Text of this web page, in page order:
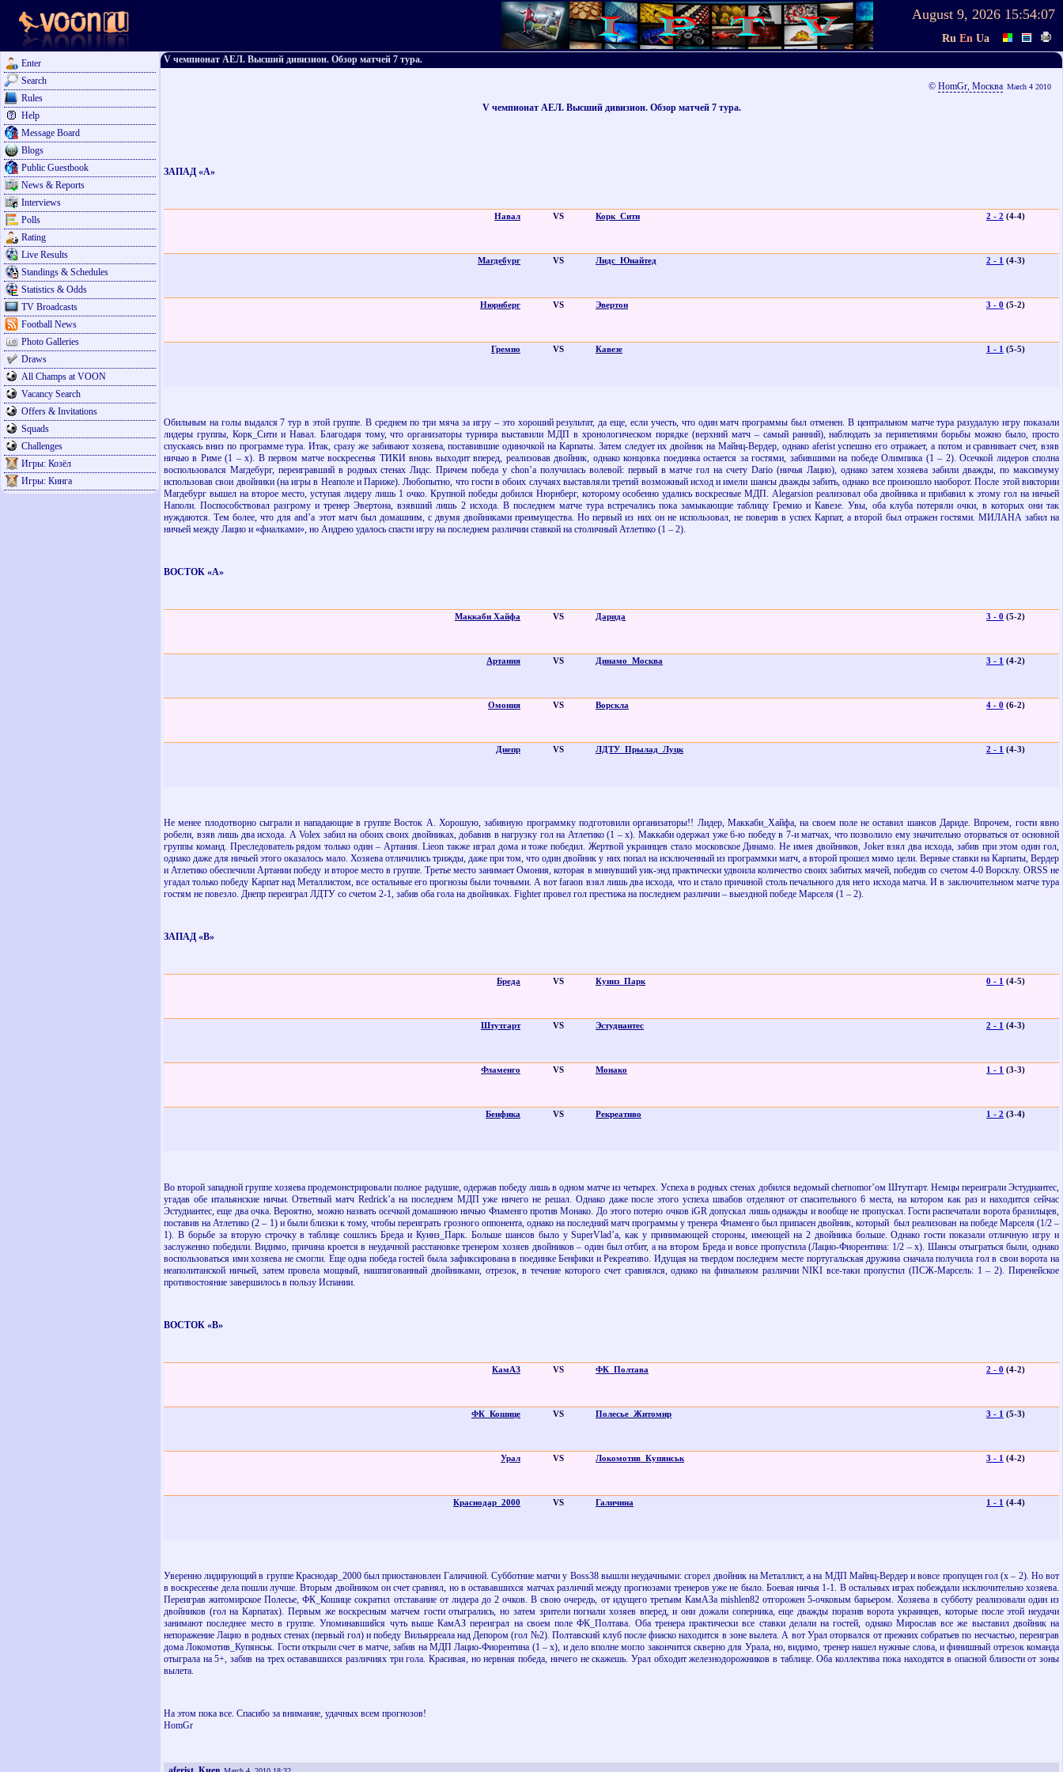
August 9, 2026 15:54:07
Ru En Ua
Enter
Search
Rules
Help
Message Board
Blogs
Public Guestbook
News & Reports
Interviews
Polls
Rating
Live Results
Standings & Schedules
Statistics & Odds
TV Broadcasts
Football News
Photo Galleries
Draws
All Champs at VOON
Vacancy Search
Offers & Invitations
Squads
Challenges
Игры: Козёл
Игры: Кинга
V чемпионат АЕЛ. Высший дивизион. Обзор матчей 7 тура.
© HomGr, Москва March 4 2010
Vчемпионат АЕЛ. Высший дивизион. Обзор матчей 7 тура.
ЗАПАД «А»
Навал VS Корк_Сити 2 - 2 (4-4)
Магдебург VS Лидс_Юнайтед 2 - 1 (4-3)
Нюрнберг VS Эвертон 3 - 0 (5-2)
Гремио VS Кавезе 1 - 1 (5-5)
Обильным на голы выдался 7 тур в этой группе. В среднем по три мяча за игру – это хороший результат, да еще, если учесть, что один матч программы был отменен. В центральном матче тура разудалую игру показали
лидеры группы, Корк_Сити и Навал. Благодаря тому, что организаторы турнира выставили МДП в хронологическом порядке (верхний матч – самый ранний), наблюдать за перипетиями борьбы можно было, просто
спускаясь вниз по программе тура. Итак, сразу же забивают хозяева, поставившие одиночкой на Карпаты. Затем следует их двойник на Майнц-Вердер, однако aferist успешно его отражает, а потом и сравнивает счет, взяв
ничью в Риме (1 – х). В первом матче воскресенья ТИКИ вновь выходит вперед, реализовав двойник, однако концовка поединка остается за гостями, забившими на победе Олимпика (1 – 2). Осечкой лидеров сполна
воспользовался Магдебург, переигравший в родных стенах Лидс. Причем победа у chon’a получилась волевой: первый в матче гол на счету Dario (ничья Лацио), однако затем хозяева забили дважды, по максимуму
использовав свои двойники (на игры в Неаполе и Париже). Любопытно, что гости в обоих случаях выставляли третий возможный исход и имели шансы дважды забить, однако все произошло наоборот. После этой виктории
Магдебург вышел на второе место, уступая лидеру лишь 1 очко. Крупной победы добился Нюрнберг, которому особенно удались воскресные МДП.Alegarsion реализовал оба двойника и прибавил к этому гол на ничьей
Наполи. Поспособствовал разгрому и тренер Эвертона, взявший лишь 2 исхода. В последнем матче тура встречались пока замыкающие таблицу Гремио и Кавезе. Увы, оба клуба потеряли очки, в которых они так
нуждаются. Тем более, что дляand’a этот матч был домашним, с двумя двойниками преимущества. Но первый из них он не использовал, не поверив в успех Карпат, а второй был отражен гостями. МИЛАНА забил на
ничьей между Лацио и «фиалками», но Андрею удалось спасти игру на последнем различии ставкой на столичный Атлетико (1 – 2).
ВОСТОК «А»
Маккаби Хайфа VS Дарида 3 - 0 (5-2)
Артания VS Динамо_Москва 3 - 1 (4-2)
Омония VS Ворскла 4 - 0 (6-2)
Днепр VS ЛДТУ_Прылад_Луцк 2 - 1 (4-3)
Не менее плодотворно сыграли и нападающие в группе Восток А. Хорошую, забивную программку подготовили организаторы!! Лидер, Маккаби_Хайфа, на своем поле не оставил шансов Дариде. Впрочем, гости явно
робели, взяв лишь два исхода. АVolex забил на обоих своих двойниках, добавив в нагрузку гол на Атлетико (1 – х). Маккаби одержал уже 6-ю победу в 7-и матчах, что позволило ему значительно оторваться от основной
группы команд. Преследователь рядом только один – Артания.Lieon также играл дома и тоже победил. Жертвой украинцев стало московское Динамо. Не имея двойников, Joker взял два исхода, забив при этом один гол,
однако даже для ничьей этого оказалось мало. Хозяева отличились трижды, даже при том, что один двойник у них попал на исключенный из программки матч, а второй прошел мимо цели. Верные ставки на Карпаты, Вердер
и Атлетико обеспечили Артании победу и второе место в группе. Третье место занимает Омония, которая в минувший уик-энд практически удвоила количество своих забитых мячей, победив со счетом 4-0 Ворсклу. ORSS не
угадал только победу Карпат над Металлистом, все остальные его прогнозы были точными. А вотfaraon взял лишь два исхода, что и стало причиной столь печального для него исхода матча. И в заключительном матче тура
гостям не повезло. Днепр переиграл ЛДТУ со счетом 2-1, забив оба гола на двойниках. Fighter провел гол престижа на последнем различии – выездной победе Марселя (1 – 2).
ЗАПАД «В»
Бреда VS Куинз_Парк 0 - 1 (4-5)
Штутгарт VS Эстудиантес 2 - 1 (4-3)
Фламенго VS Монако 1 - 1 (3-3)
Бенфика VS Рекреативо 1 - 2 (3-4)
Во второй западной группе хозяева продемонстрировали полное радушие, одержав победу лишь в одном матче из четырех. Успеха в родных стенах добился ведомый chernomor’oм Штутгарт. Немцы переиграли Эстудиантес,
угадав обе итальянские ничьи. Ответный матчRedrick’a на последнем МДП уже ничего не решал. Однако даже после этого успеха швабов отделяют от спасительного 6 места, на котором как раз и находится сейчас
Эстудиантес, еще два очка. Вероятно, можно назвать осечкой домашнюю ничью Фламенго против Монако. До этого потерю очковiGR допускал лишь однажды и вообще не пропускал. Гости распечатали ворота бразильцев,
поставив на Атлетико (2 – 1) и были близки к тому, чтобы переиграть грозного оппонента, однако на последний матч программы у тренера Фламенго был припасен двойник, который был реализован на победе Марселя (1/2 –
1). В борьбе за вторую строчку в таблице сошлись Бреда и Куинз_Парк. Больше шансов было уSuperVlad’a, как у принимающей стороны, имеющей на 2 двойника больше. Однако гости показали отличную игру и
заслуженно победили. Видимо, причина кроется в неудачной расстановке тренером хозяев двойников – один был отбит, а на втором Бреда и вовсе пропустила (Лацио-Фиорентина: 1/2 – х). Шансы отыграться были, однако
воспользоваться ими хозяева не смогли. Еще одна победа гостей была зафиксирована в поединке Бенфики и Рекреативо. Идущая на твердом последнем месте португальская дружина сначала получила гол в свои ворота на
неаполитанской ничьей, затем провела мощный, нашпигованный двойниками, отрезок, в течение которого счет сравнялся, однако на финальном различииNIKI все-таки пропустил (ПСЖ-Марсель: 1 – 2). Пиренейское
противостояние завершилось в пользу Испании.
ВОСТОК «В»
КамАЗ VS ФК_Полтава 2 - 0 (4-2)
ФК_Кошице VS Полесье_Житомир 3 - 1 (5-3)
Урал VS Локомотив_Купянськ 3 - 1 (4-2)
Краснодар_2000 VS Галичина 1 - 1 (4-4)
Уверенно лидирующий в группе Краснодар_2000 был приостановлен Галичиной. Субботние матчи у Boss38 вышли неудачными: сгорел двойник на Металлист, а на МДП Майнц-Вердер и вовсе пропущен гол (х – 2). Но вот
в воскресенье дела пошли лучше. Вторым двойником он счет сравнял, но в остававшихся матчах различий между прогнозами тренеров уже не было. Боевая ничья 1-1. В остальных играх побеждали исключительно хозяева.
Переиграв житомирское Полесье, ФК_Кошице сократил отставание от лидера до 2 очков. В свою очередь, от идущего третьим КамАЗа mishlen82 отгорожен 5-очковым барьером. Хозяева в субботу реализовали один из
двойников (гол на Карпатах). Первым же воскресным матчем гости отыгрались, но затем зрители погнали хозяев вперед, и они дожали соперника, еще дважды поразив ворота украинцев, которые после этой неудачи
занимают последнее место в группе. Упоминавшийся чуть выше КамАЗ переиграл на своем поле ФК_Полтава. Оба тренера практически все ставки делали на гостей, однако Мирослав все же выставил двойник на
непоражение Лацио в родных стенах (первый гол) и победу Вильярреала над Депором (гол №2). Полтавский клуб после фиаско находится в зоне вылета. А вот Урал оторвался от прежних собратьев по несчастью, переиграв
дома Локомотив_Купянськ. Гости открыли счет в матче, забив на МДП Лацио-Фиорентина (1 – х), и дело вполне могло закончится скверно для Урала, но, видимо, тренер нашел нужные слова, и финишный отрезок команда
отыграла на 5+, забив на трех остававшихся различиях три гола. Красивая, но нервная победа, ничего не скажешь. Урал обходит железнодорожников в таблице. Оба коллектива пока находятся в опасной близости от зоны
вылета.
На этом пока все. Спасибо за внимание, удачных всем прогнозов!
HomGr